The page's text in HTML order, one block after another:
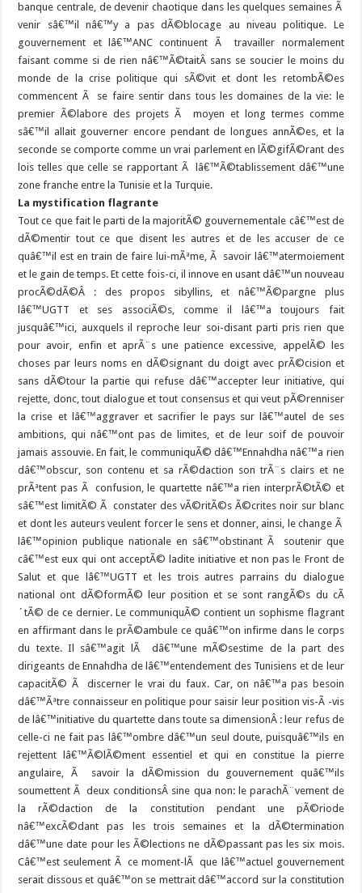
banque centrale, de devenir chaotique dans les quelques semaines Ã
venir sâ€™il nâ€™y a pas dÃ©blocage au niveau politique. Le
gouvernement et lâ€™ANC continuent Ã travailler normalement
faisant comme si de rien nâ€™Ã©taitÂ sans se soucier le moins du
monde de la crise politique qui sÃ©vit et dont les retombÃ©es
commencent Ã se faire sentir dans tous les domaines de la vie: le
premier Ã©labore des projets Ã moyen et long termes comme
sâ€™il allait gouverner encore pendant de longues annÃ©es, et la
seconde se comporte comme un vrai parlement en lÃ©gifÃ©rant des
lois telles que celle se rapportant Ã lâ€™Ã©tablissement dâ€™une
zone franche entre la Tunisie et la Turquie.
La mystification flagrante
Tout ce que fait le parti de la majoritÃ© gouvernementale câ€™est de
dÃ©mentir tout ce que disent les autres et de les accuser de ce
quâ€™il est en train de faire lui-mÃªme, Ã savoir lâ€™atermoiement
et le gain de temps. Et cette fois-ci, il innove en usant dâ€™un nouveau
procÃ©dÃ©Â : des propos sibyllins, et nâ€™Ã©pargne plus
lâ€™UGTT et ses associÃ©s, comme il lâ€™a toujours fait
jusquâ€™ici, auxquels il reproche leur soi-disant parti pris rien que
pour avoir, enfin et aprÃ¨s une patience excessive, appelÃ© les
choses par leurs noms en dÃ©signant du doigt avec prÃ©cision et
sans dÃ©tour la partie qui refuse dâ€™accepter leur initiative, qui
rejette, donc, tout dialogue et tout consensus et qui veut pÃ©renniser
la crise et lâ€™aggraver et sacrifier le pays sur lâ€™autel de ses
ambitions, qui nâ€™ont pas de limites, et de leur soif de pouvoir
jamais assouvie. En fait, le communiquÃ© dâ€™Ennahdha nâ€™a rien
dâ€™obscur, son contenu et sa rÃ©daction son trÃ¨s clairs et ne
prÃªtent pas Ã confusion, le quartette nâ€™a rien interprÃ©tÃ© et
sâ€™est limitÃ© Ã constater des vÃ©ritÃ©s Ã©crites noir sur blanc
et dont les auteurs veulent forcer le sens et donner, ainsi, le change Ã
lâ€™opinion publique nationale en sâ€™obstinant Ã soutenir que
câ€™est eux qui ont acceptÃ© ladite initiative et non pas le Front de
Salut et que lâ€™UGTT et les trois autres parrains du dialogue
national ont dÃ©formÃ© leur position et se sont rangÃ©s du cÃ
´tÃ© de ce dernier. Le communiquÃ© contient un sophisme flagrant
en affirmant dans le prÃ©ambule ce quâ€™on infirme dans le corps
du texte. Il sâ€™agit lÃ dâ€™une mÃ©sestime de la part des
dirigeants de Ennahdha de lâ€™entendement des Tunisiens et de leur
capacitÃ© Ã discerner le vrai du faux. Car, on nâ€™a pas besoin
dâ€™Ãªtre connaisseur en politique pour saisir leur position vis-Ã -vis
de lâ€™initiative du quartette dans toute sa dimensionÂ : leur refus de
celle-ci ne fait pas lâ€™ombre dâ€™un seul doute, puisquâ€™ils en
rejettent lâ€™Ã©lÃ©ment essentiel et qui en constitue la pierre
angulaire, Ã savoir la dÃ©mission du gouvernement quâ€™ils
soumettent Ã deux conditionsÂ sine qua non: le parachÃ¨vement de
la rÃ©daction de la constitution pendant une pÃ©riode
nâ€™excÃ©dant pas les trois semaines et la dÃ©termination
dâ€™une date pour les Ã©lections ne dÃ©passant pas les six mois.
Câ€™est seulement Ã ce moment-lÃ que lâ€™actuel gouvernement
serait dissous et quâ€™on se mettrait dâ€™accord sur la constitution